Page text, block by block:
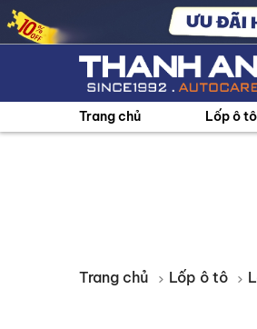
Trang chủ Lốp ô tô
Trang chủ Lốp ô tô